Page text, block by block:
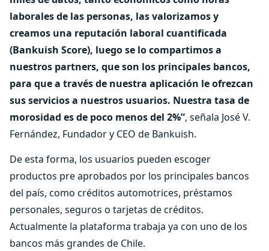
laborales de las personas, las valorizamos y
creamos una reputación laboral cuantificada
(Bankuish Score), luego se lo compartimos a
nuestros partners, que son los principales bancos,
para que a través de nuestra aplicación le ofrezcan
sus servicios a nuestros usuarios. Nuestra tasa de
morosidad es de poco menos del 2%”, señala José V.
Fernández, Fundador y CEO de Bankuish.
De esta forma, los usuarios pueden escoger
productos pre aprobados por los principales bancos
del país, como créditos automotrices, préstamos
personales, seguros o tarjetas de créditos.
Actualmente la plataforma trabaja ya con uno de los
bancos más grandes de Chile.